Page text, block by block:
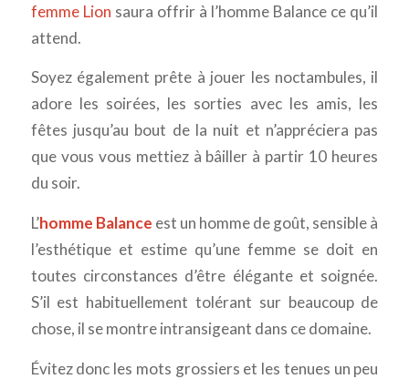
femme Lion saura offrir à l’homme Balance ce qu’il
attend.
Soyez également prête à jouer les noctambules, il
adore les soirées, les sorties avec les amis, les
fêtes jusqu’au bout de la nuit et n’appréciera pas
que vous vous mettiez à bâiller à partir 10 heures
du soir.
L’homme Balance est un homme de goût, sensible à
l’esthétique et estime qu’une femme se doit en
toutes circonstances d’être élégante et soignée.
S’il est habituellement tolérant sur beaucoup de
chose, il se montre intransigeant dans ce domaine.
Évitez donc les mots grossiers et les tenues un peu